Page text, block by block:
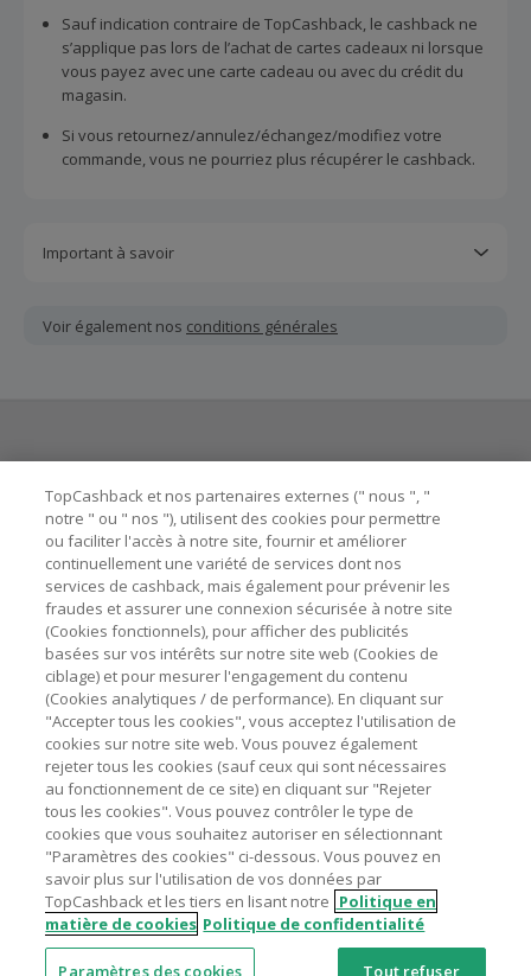
Sauf indication contraire de TopCashback, le cashback ne
s’applique pas lors de l’achat de cartes cadeaux ni lorsque
vous payez avec une carte cadeau ou avec du crédit du
magasin.
Si vous retournez/annulez/échangez/modifiez votre
commande, vous ne pourriez plus récupérer le cashback.
Important à savoir
ou non reçu doivent être soumises au plus tard dans les
100 jours qui suivent la date d'achat.
La validité et le montant du cashback sont calculés par les
marchands sur le montant hors TVA/taxes et hors frais de
livraison/d’emballage/de service.
L'utilisation de plugins tels que Honey, AdBlock, uBlock, Pi-
hole et VPN peut bloquer le suivi de votre commande.
Pour chaque nouvelle transaction, il faut revenir sur
TopCashback et cliquer sur le bouton rose de cashback
pour accéder au site marchand et faire votre achat.
Assurez-vous que le lien TopCashback est le dernier lien
utilisé pour visiter le site marchand avant de finaliser votre
achat.
Tout compte impliqué dans des commandes ou activités
frauduleuses pour manipuler le système de cashback sera
clôturé et leur cashback confisqué.
Voir également nos conditions générales
Astuces pour économiser
A propos de
Contactez-nous
Mentions légales
Nos sites UK US CN JP DE AU
TopCashback et nos partenaires externes (" nous ", "
notre " ou " nos "), utilisent des cookies pour permettre
ou faciliter l'accès à notre site, fournir et améliorer
continuellement une variété de services dont nos
services de cashback, mais également pour prévenir les
fraudes et assurer une connexion sécurisée à notre site
(Cookies fonctionnels), pour afficher des publicités
basées sur vos intérêts sur notre site web (Cookies de
ciblage) et pour mesurer l'engagement du contenu
(Cookies analytiques / de performance). En cliquant sur
"Accepter tous les cookies", vous acceptez l'utilisation de
cookies sur notre site web. Vous pouvez également
rejeter tous les cookies (sauf ceux qui sont nécessaires
au fonctionnement de ce site) en cliquant sur "Rejeter
tous les cookies". Vous pouvez contrôler le type de
cookies que vous souhaitez autoriser en sélectionnant
"Paramètres des cookies" ci-dessous. Vous pouvez en
savoir plus sur l'utilisation de vos données par
TopCashback et les tiers en lisant notre Politique en
matière de cookies Politique de confidentialité
Paramètres des cookies Tout refuser